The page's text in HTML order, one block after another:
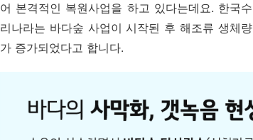
어 본격적인 복원사업을 하고 있다는데요. 한국
리나라는 바다숲 사업이 시작된 후 해조류 생체
가 증가되었다고 합니다.